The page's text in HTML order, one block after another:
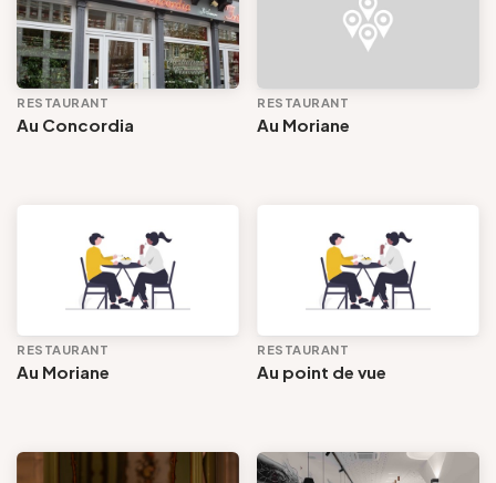
RESTAURANT
Au Concordia
RESTAURANT
Au Moriane
RESTAURANT
Au Moriane
RESTAURANT
Au point de vue